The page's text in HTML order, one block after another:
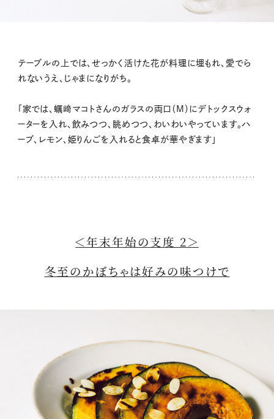
テーブルの上では、せっかく活けた花が料理に埋もれ、愛でら
れないうえ、じゃまになりがち。
「家では、蠣﨑マコトさんのガラスの両口（M）にデトックスウォ
ーターを入れ、飲みつつ、眺めつつ、わいわいやっています。ハ
ーブ、レモン、姫りんごを入れると食卓が華やぎます」
＜年末年始の支度 2＞
冬至のかぼちゃは好みの味つけで